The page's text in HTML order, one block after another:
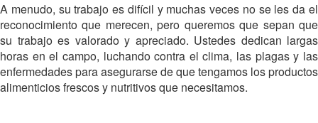
A menudo, su trabajo es difícil y muchas veces no se les da el
reconocimiento que merecen, pero queremos que sepan que
su trabajo es valorado y apreciado. Ustedes dedican largas
horas en el campo, luchando contra el clima, las plagas y las
enfermedades para asegurarse de que tengamos los productos
alimenticios frescos y nutritivos que necesitamos.